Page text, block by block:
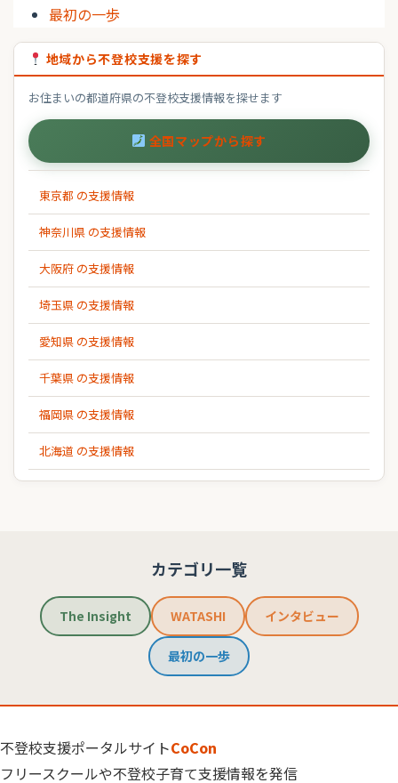
最初の一歩
地域から不登校支援を探す
お住まいの都道府県の不登校支援情報を探せます
全国マップから探す
東京都 の支援情報
神奈川県 の支援情報
大阪府 の支援情報
埼玉県 の支援情報
愛知県 の支援情報
千葉県 の支援情報
福岡県 の支援情報
北海道 の支援情報
カテゴリ一覧
The Insight WATASHI インタビュー
最初の一歩
不登校支援ポータルサイトCoCon
フリースクールや不登校子育て支援情報を発信